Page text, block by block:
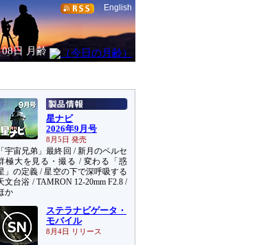
English
日 月齢
星ナビ
2026年9月号
8月5日 発売
「宇宙兄弟」最終回 / 新月のペルセ
極大を見る・撮る / 変わる「惑
」の定義 / 星空の下で深呼吸する
文台浴 / TAMRON 12-20mm F2.8 /
か
ステラナビゲータ・
モバイル
8月4日 リリース